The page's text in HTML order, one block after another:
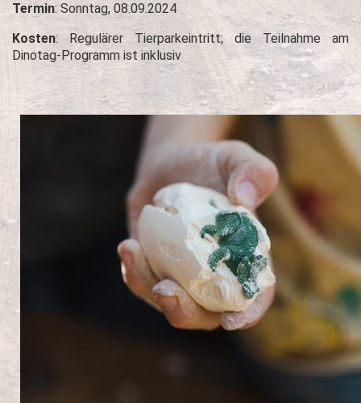
Termin: Sonntag, 08.09.2024
Kosten: Regulärer Tierparkeintritt; die Teilnahme am
Dinotag-Programm ist inklusiv